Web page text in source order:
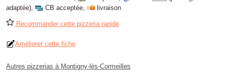
adaptée), CB acceptée, livraison
Recommander cette pizzeria rapide
Améliorer cette fiche
Autres pizzerias à Montigny-lès-Cormeilles